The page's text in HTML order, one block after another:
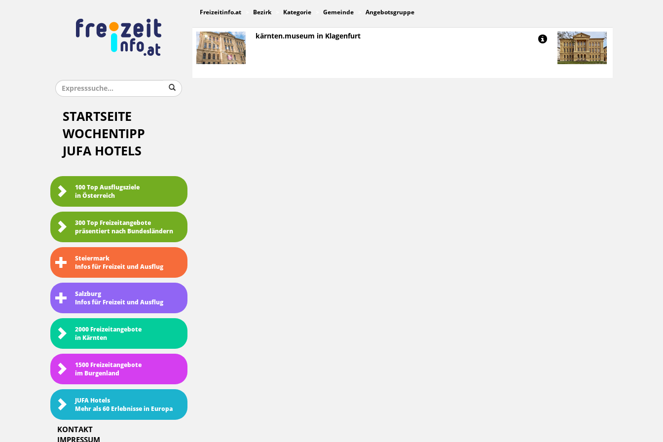
STARTSEITE
WOCHENTIPP
JUFA HOTELS
100 Top Ausflugsziele
in Österreich
300 Top Freizeitangebote
präsentiert nach Bundesländern
Steiermark
Infos für Freizeit und Ausflug
Salzburg
Infos für Freizeit und Ausflug
2000 Freizeitangebote
in Kärnten
1500 Freizeitangebote
im Burgenland
JUFA Hotels
Mehr als 60 Erlebnisse in Europa
KONTAKT
IMPRESSUM
Freizeitinfo.at Bezirk Kategorie Gemeinde Angebotsgruppe
kärnten.museum in Klagenfurt